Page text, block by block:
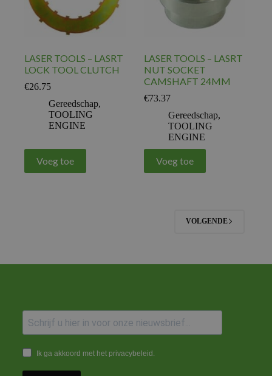
LASER TOOLS – LASRT
LOCK TOOL CLUTCH
€26.75
Gereedschap,
TOOLING
ENGINE
Voeg toe
LASER TOOLS – LASRT
NUT SOCKET
CAMSHAFT 24MM
€73.37
Gereedschap,
TOOLING
ENGINE
Voeg toe
VOLGENDE
Ik ga akkoord met het privacybeleid.